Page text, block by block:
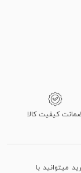
کیفیت کالا
میتوانید با